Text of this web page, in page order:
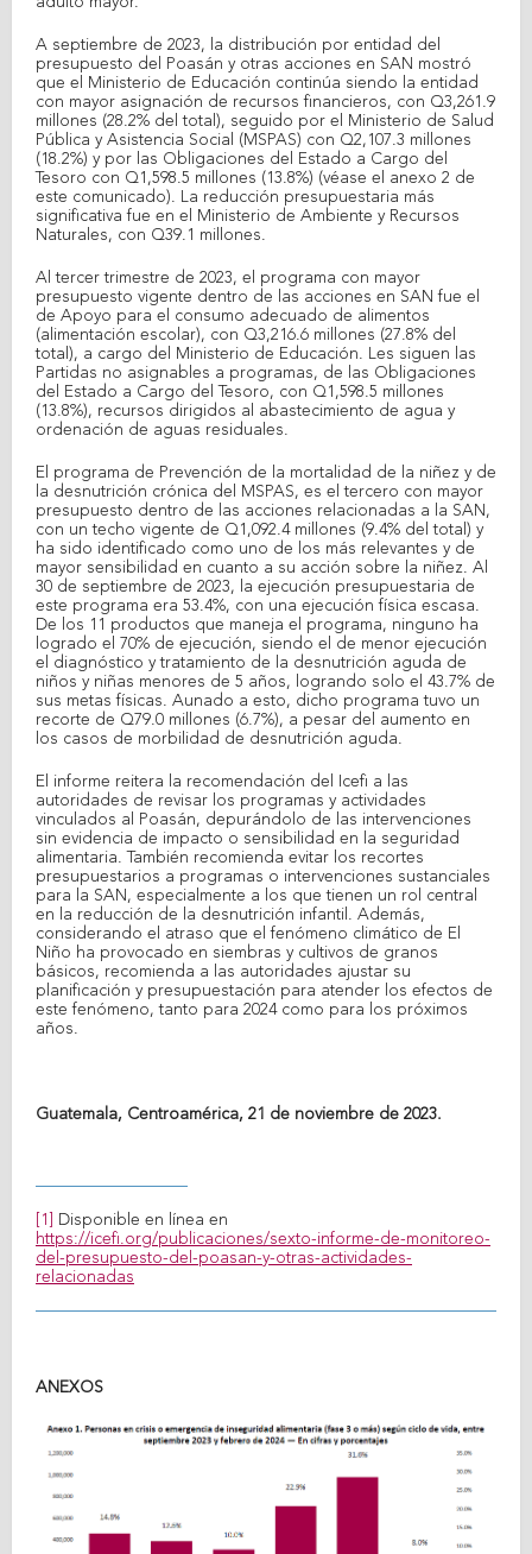
A septiembre de 2023, la distribución por entidad del
presupuesto del Poasán y otras acciones en SAN mostró
que el Ministerio de Educación continúa siendo la entidad
con mayor asignación de recursos financieros, con Q3,261.9
millones (28.2% del total), seguido por el Ministerio de Salud
Pública y Asistencia Social (MSPAS) con Q2,107.3 millones
(18.2%) y por las Obligaciones del Estado a Cargo del
Tesoro con Q1,598.5 millones (13.8%) (véase el anexo 2 de
este comunicado). La reducción presupuestaria más
significativa fue en el Ministerio de Ambiente y Recursos
Naturales, con Q39.1 millones.
Al tercer trimestre de 2023, el programa con mayor
presupuesto vigente dentro de las acciones en SAN fue el
de Apoyo para el consumo adecuado de alimentos
(alimentación escolar), con Q3,216.6 millones (27.8% del
total), a cargo del Ministerio de Educación. Les siguen las
Partidas no asignables a programas, de las Obligaciones
del Estado a Cargo del Tesoro, con Q1,598.5 millones
(13.8%), recursos dirigidos al abastecimiento de agua y
ordenación de aguas residuales.
El programa de Prevención de la mortalidad de la niñez y de
la desnutrición crónica del MSPAS, es el tercero con mayor
presupuesto dentro de las acciones relacionadas a la SAN,
con un techo vigente de Q1,092.4 millones (9.4% del total) y
ha sido identificado como uno de los más relevantes y de
mayor sensibilidad en cuanto a su acción sobre la niñez. Al
30 de septiembre de 2023, la ejecución presupuestaria de
este programa era 53.4%, con una ejecución física escasa.
De los 11 productos que maneja el programa, ninguno ha
logrado el 70% de ejecución, siendo el de menor ejecución
el diagnóstico y tratamiento de la desnutrición aguda de
niños y niñas menores de 5 años, logrando solo el 43.7% de
sus metas físicas. Aunado a esto, dicho programa tuvo un
recorte de Q79.0 millones (6.7%), a pesar del aumento en
los casos de morbilidad de desnutrición aguda.
El informe reitera la recomendación del Icefi a las
autoridades de revisar los programas y actividades
vinculados al Poasán, depurándolo de las intervenciones
sin evidencia de impacto o sensibilidad en la seguridad
alimentaria. También recomienda evitar los recortes
presupuestarios a programas o intervenciones sustanciales
para la SAN, especialmente a los que tienen un rol central
en la reducción de la desnutrición infantil. Además,
considerando el atraso que el fenómeno climático de El
Niño ha provocado en siembras y cultivos de granos
básicos, recomienda a las autoridades ajustar su
planificación y presupuestación para atender los efectos de
este fenómeno, tanto para 2024 como para los próximos
años.
Guatemala, Centroamérica, 21 de noviembre de 2023.
[1]
Disponible en línea en
https://icefi.org/publicaciones/sexto-informe-de-monitoreo-
del-presupuesto-del-poasan-y-otras-actividades-
relacionadas
ANEXOS